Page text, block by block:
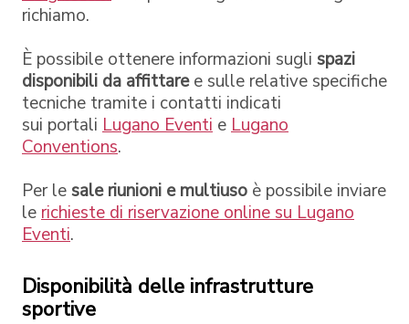
richiamo.
È possibile ottenere informazioni sugli spazi
disponibili da affittaree sulle relative specifiche
tecniche tramite i contatti indicati
sui portali Lugano Eventi e Lugano
Conventions.
Per lesale riunioni e multiuso è possibile inviare
le richieste di riservazione online su Lugano
Eventi.
Disponibilità delle infrastrutture
sportive